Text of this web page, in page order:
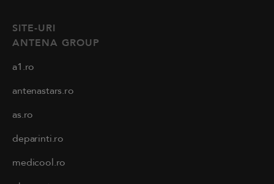
SITE-URI
ANTENA GROUP
a1.ro
antenastars.ro
as.ro
deparinti.ro
medicool.ro